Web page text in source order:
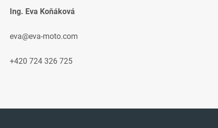
Ing. Eva Koňáková
eva@eva-moto.com
+420 724 326 725